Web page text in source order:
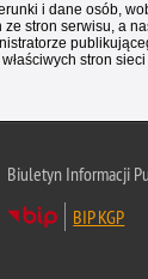
i dane osób,
stron serwisu, a
stron
Biuletyn Informacji
BIP KGP